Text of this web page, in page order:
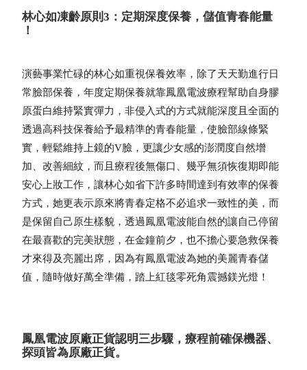
林心如凍齡原則3：定期深度保養，儲值青春能量
！
演藝事業忙碌的林心如重視保養效率，除了天天勤進行日
常臉部保養，年度定期保養就靠鳳凰電波療程幫助自身膠
原蛋白維持緊實彈力，非侵入式的方式就能深度且全面的
透過高科技保養給予最精準的青春能量，使臉部線條緊
實，輕鬆維持上鏡的V臉，更讓少女感的澎潤度自然增
加、改善細紋，而且療程後無傷口、幾乎無須恢復期即能
安心上妝工作，讓林心如省下許多時間達到有效率的保養
方式，她更表示原來將青春定格不必追求一致性的美，而
是保留自己原生樣貌，透過鳳凰電波能自然的讓自己停留
在最喜歡的完美狀態，在金鐘前夕，也不擔心要急救保養
才來得及亮麗出席，因為有鳳凰電波為她的美麗青春儲
值，隨時做好萬全準備，踏上紅毯零死角震撼鎂光燈！
鳳凰電波原廠正貨認明三步驟，療程前確保機器、
探頭皆為原廠正貨。